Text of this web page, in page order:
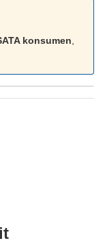
konsumen